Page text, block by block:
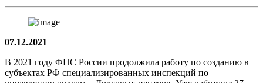
07.12.2021
В 2021 году ФНС России продолжила работу по созданию в
субъектах РФ специализированных инспекций по